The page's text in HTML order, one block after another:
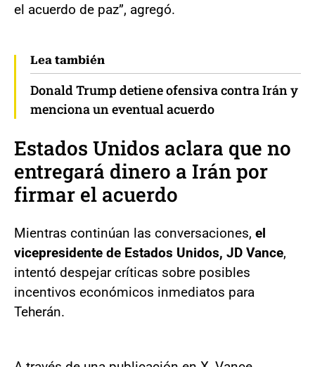
el acuerdo de paz”, agregó.
Lea también
Donald Trump detiene ofensiva contra Irán y
menciona un eventual acuerdo
Estados Unidos aclara que no
entregará dinero a Irán por
firmar el acuerdo
Mientras continúan las conversaciones, el
vicepresidente de Estados Unidos, JD Vance,
intentó despejar críticas sobre posibles
incentivos económicos inmediatos para
Teherán.